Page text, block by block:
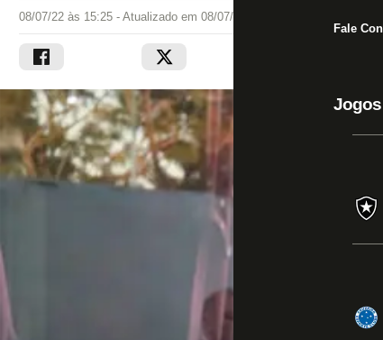
Fale
Jogos
08/07/22 às 15:25 - Atualizado em 08/07/22 às 15:34